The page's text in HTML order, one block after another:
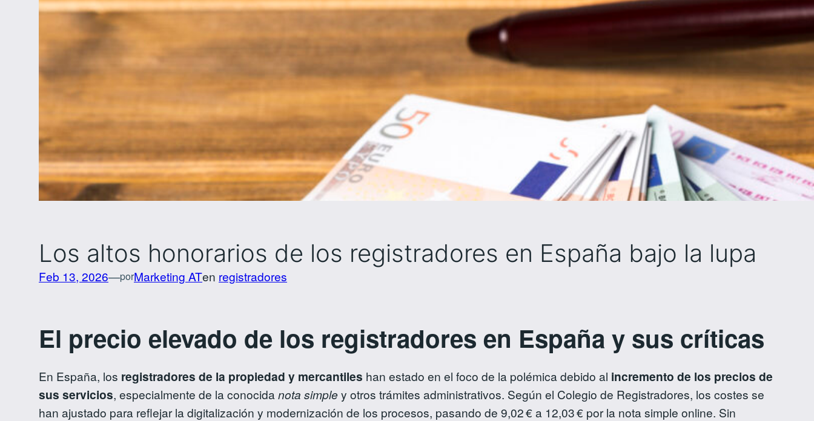
Los altos honorarios de los registradores en España bajo la lupa
Feb 13, 2026—porMarketing ATen registradores
El precio elevado de los registradores en España y sus críticas
En España, los registradores de la propiedad y mercantiles han estado en el foco de la polémica debido al incremento de los precios de
sus servicios, especialmente de la conocidanota simpley otros trámites administrativos. Según el Colegio de Registradores, los costes se
han ajustado para reflejar la digitalización y modernización de los procesos, pasando de 9,02 € a 12,03 € por la nota simple online. Sin